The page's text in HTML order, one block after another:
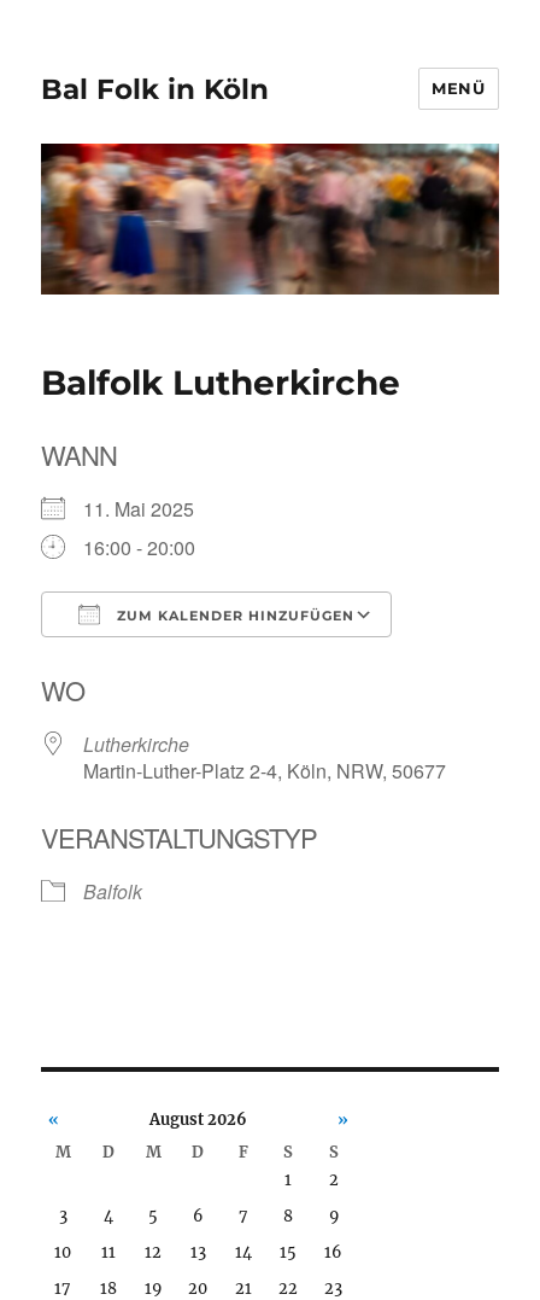
Bal Folk in Köln MENÜ
Balfolk Lutherkirche
WANN
11. Mai 2025
16:00 - 20:00
ZUM KALENDER HINZUFÜGEN
WO
Lutherkirche
Martin-Luther-Platz 2-4, Köln, NRW, 50677
VERANSTALTUNGSTYP
Balfolk
« August 2026
»
M
D M D F S
S
1
2
3
4 5 6 7 8
9
10
11 12 13 14 15
16
17
18 19 20 21 22
23